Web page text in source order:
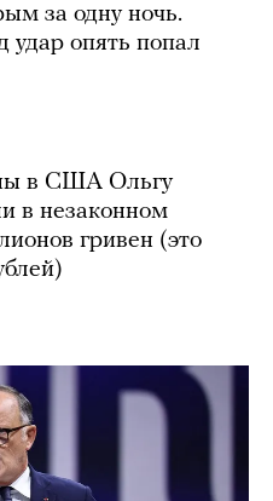
за одну ночь.
удар опять попал
в США Ольгу
в незаконном
гривен (это